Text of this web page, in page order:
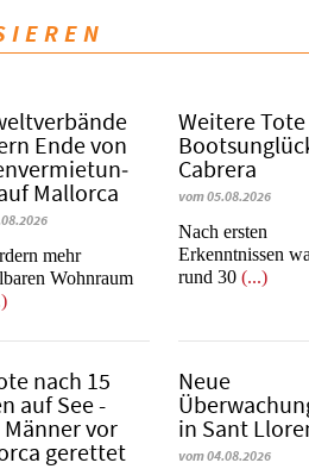
Ende von
Mallorca
mehr
Wohnraum
Weitere
Cabrera
vom 05.08.2026
​​​​​​​Nach ersten
Erkenntnissen
rund 30(...)
nach 15
auf See -
vor
gerettet
Neue
in Sant
vom 04.08.2026